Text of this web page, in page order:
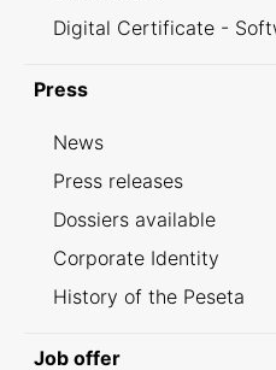
Digital Certificate -
Press
News
Press releases
Dossiers available
Corporate Identity
History of the Peseta
Job offer